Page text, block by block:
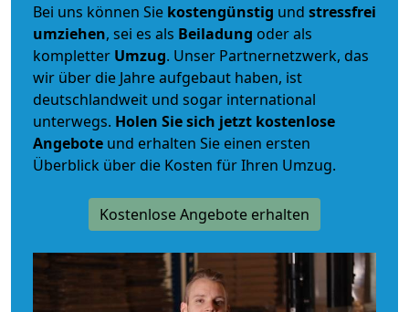
Bei uns können Sie kostengünstig und stressfrei
umziehen, sei es als Beiladung oder als
kompletter Umzug. Unser Partnernetzwerk, das
wir über die Jahre aufgebaut haben, ist
deutschlandweit und sogar international
unterwegs. Holen Sie sich jetzt kostenlose
Angebote und erhalten Sie einen ersten
Überblick über die Kosten für Ihren Umzug.
Kostenlose Angebote erhalten